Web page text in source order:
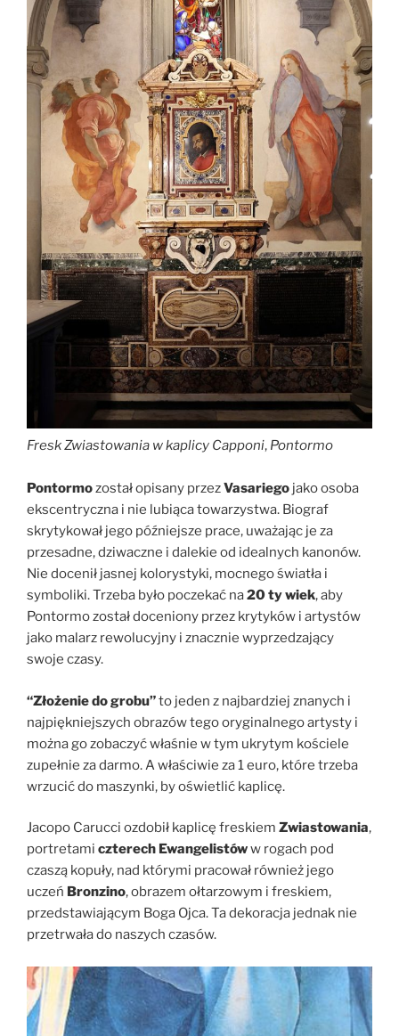
Fresk Zwiastowania w kaplicy Capponi, Pontormo
Pontormozostał opisany przezVasariego jako osoba
ekscentryczna i nie lubiąca towarzystwa. Biograf
skrytykował jego późniejsze prace, uważając je za
przesadne, dziwaczne i dalekie od idealnych kanonów.
Nie docenił jasnej kolorystyki, mocnego światła i
symboliki. Trzeba było poczekać na20 ty wiek, aby
Pontormo został doceniony przez krytyków i artystów
jako malarz rewolucyjny i znacznie wyprzedzający
swoje czasy.
“Złożenie do grobu”to jeden z najbardziej znanych i
najpiękniejszych obrazów tego oryginalnego artysty i
można go zobaczyć właśnie w tym ukrytym kościele
zupełnie za darmo. A właściwie za 1 euro, które trzeba
wrzucić do maszynki, by oświetlić kaplicę.
Jacopo Carucci ozdobił kaplicę freskiem Zwiastowania,
portretami czterech Ewangelistóww rogach pod
czaszą kopuły, nad którymi pracował również jego
uczeń Bronzino, obrazem ołtarzowym i freskiem,
przedstawiającym Boga Ojca. Ta dekoracja jednak nie
przetrwała do naszych czasów.